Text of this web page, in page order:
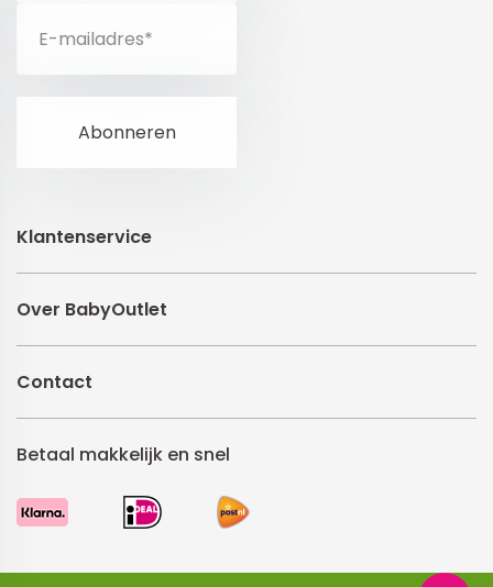
Klantenservice
Over BabyOutlet
Contact
Betaal makkelijk en snel